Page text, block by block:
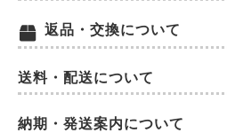
返品・交換について
送料・配送について
納期・発送案内について